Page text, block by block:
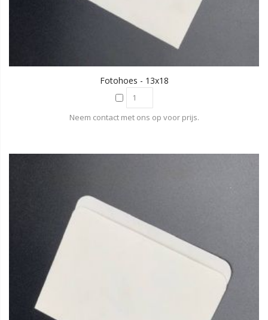
Fotohoes - 13x18
Neem contact met ons op voor prijs.